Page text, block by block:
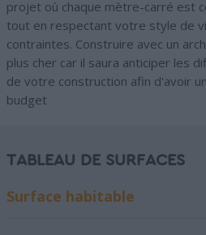
projet où chaque mètre-carré est
tout en respectant votre style de
contraintes. Construire avec un
plus cher car il saura anticiper les
de votre construction afin d'avoir
budget
TABLEAU DE SURFACES
Surface habitable